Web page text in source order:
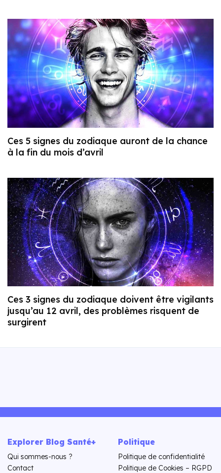
Ces 5 signes du zodiaque auront de la chance
à la fin du mois d’avril
Ces 3 signes du zodiaque doivent être vigilants
jusqu’au 12 avril, des problèmes risquent de
surgirent
Explorer Blog Santé+
Qui sommes-nous ?
Contact
Politique
Politique de confidentialité
Politique de Cookies – RGPD